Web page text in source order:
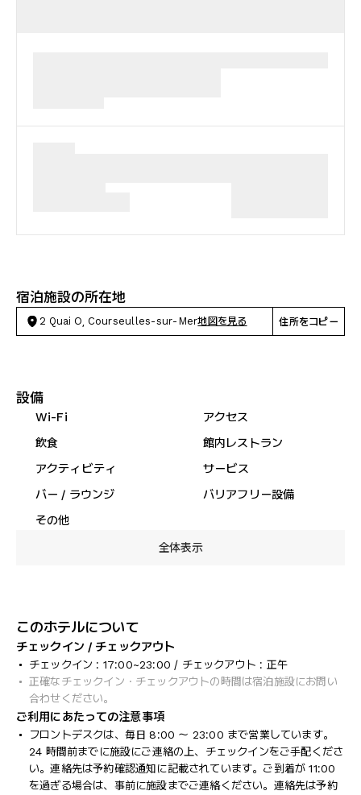
宿泊施設の所在地
2 Quai O, Courseulles-sur-Mer地図を見る 住所をコピー
設備
Wi-Fi
アクセス
飲食
館内レストラン
アクティビティ
サービス
バー / ラウンジ
バリアフリー設備
その他
全体表示
このホテルについて
チェックイン / チェックアウト
チェックイン : 17:00~23:00 / チェックアウト : 正午
正確なチェックイン・チェックアウトの時間は宿泊施設にお問い
合わせください。
ご利用にあたっての注意事項
フロントデスクは、毎日 8:00 ～ 23:00 まで営業しています。
24 時間前までに施設にご連絡の上、チェックインをご手配くださ
い。連絡先は予約確認通知に記載されています。ご到着が 11:00
を過ぎる場合は、事前に施設までご連絡ください。連絡先は予約